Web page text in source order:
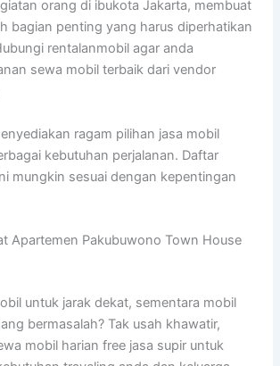
orang di ibukota Jakarta, membuat
bagian penting yang harus diperhatikan
rentalanmobil agar anda
sewa mobil terbaik dari vendor
ragam pilihan jasa mobil
kebutuhan perjalanan. Daftar
mungkin sesuai dengan kepentingan
Apartemen Pakubuwono Town House
untuk jarak dekat, sementara mobil
bermasalah? Tak usah khawatir,
mobil harian free jasa supir untuk